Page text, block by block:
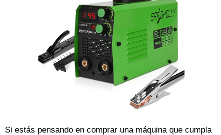
Si estás pensando en comprar una máquina que cumpla